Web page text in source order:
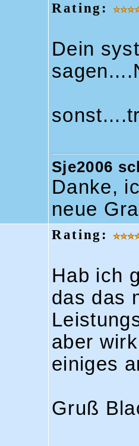
Rating:
Dein
Sje2006
Danke,
neue
Rating:
Hab ich
das das
aber
einiges
Gruß